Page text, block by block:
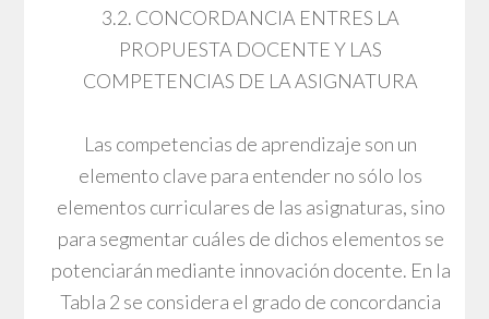
3.2. CONCORDANCIA ENTRES LA
PROPUESTA DOCENTE Y LAS
COMPETENCIAS DE LA ASIGNATURA
Las competencias de aprendizaje son un
elemento clave para entender no sólo los
elementos curriculares de las asignaturas, sino
para segmentar cuáles de dichos elementos se
potenciarán mediante innovación docente. En la
Tabla 2 se considera el grado de concordancia